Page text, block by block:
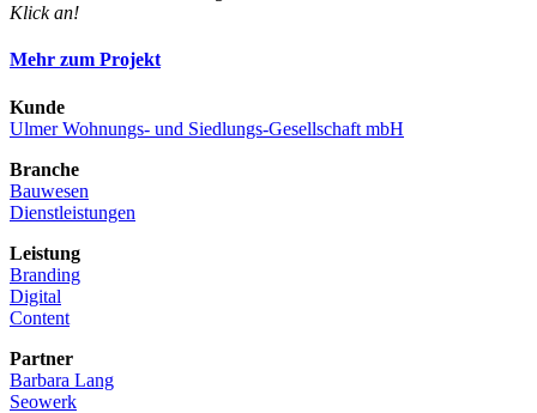
Klick an!
Mehr zum Projekt
Kunde
Ulmer Wohnungs- und Siedlungs-Gesellschaft mbH
Branche
Bauwesen
Dienstleistungen
Leistung
Branding
Digital
Content
Partner
Barbara Lang
Seowerk